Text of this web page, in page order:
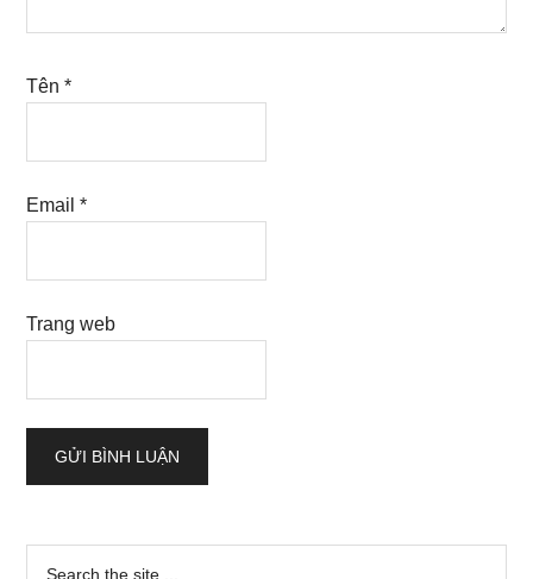
Tên*
Email*
Trang web
Sidebar